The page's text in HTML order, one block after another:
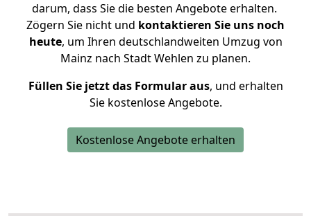
darum, dass Sie die besten Angebote erhalten.
Zögern Sie nicht und kontaktieren Sie uns noch
heute, um Ihren deutschlandweiten Umzug von
Mainz nach Stadt Wehlen zu planen.
Füllen Sie jetzt das Formular aus, und erhalten
Sie kostenlose Angebote.
Kostenlose Angebote erhalten